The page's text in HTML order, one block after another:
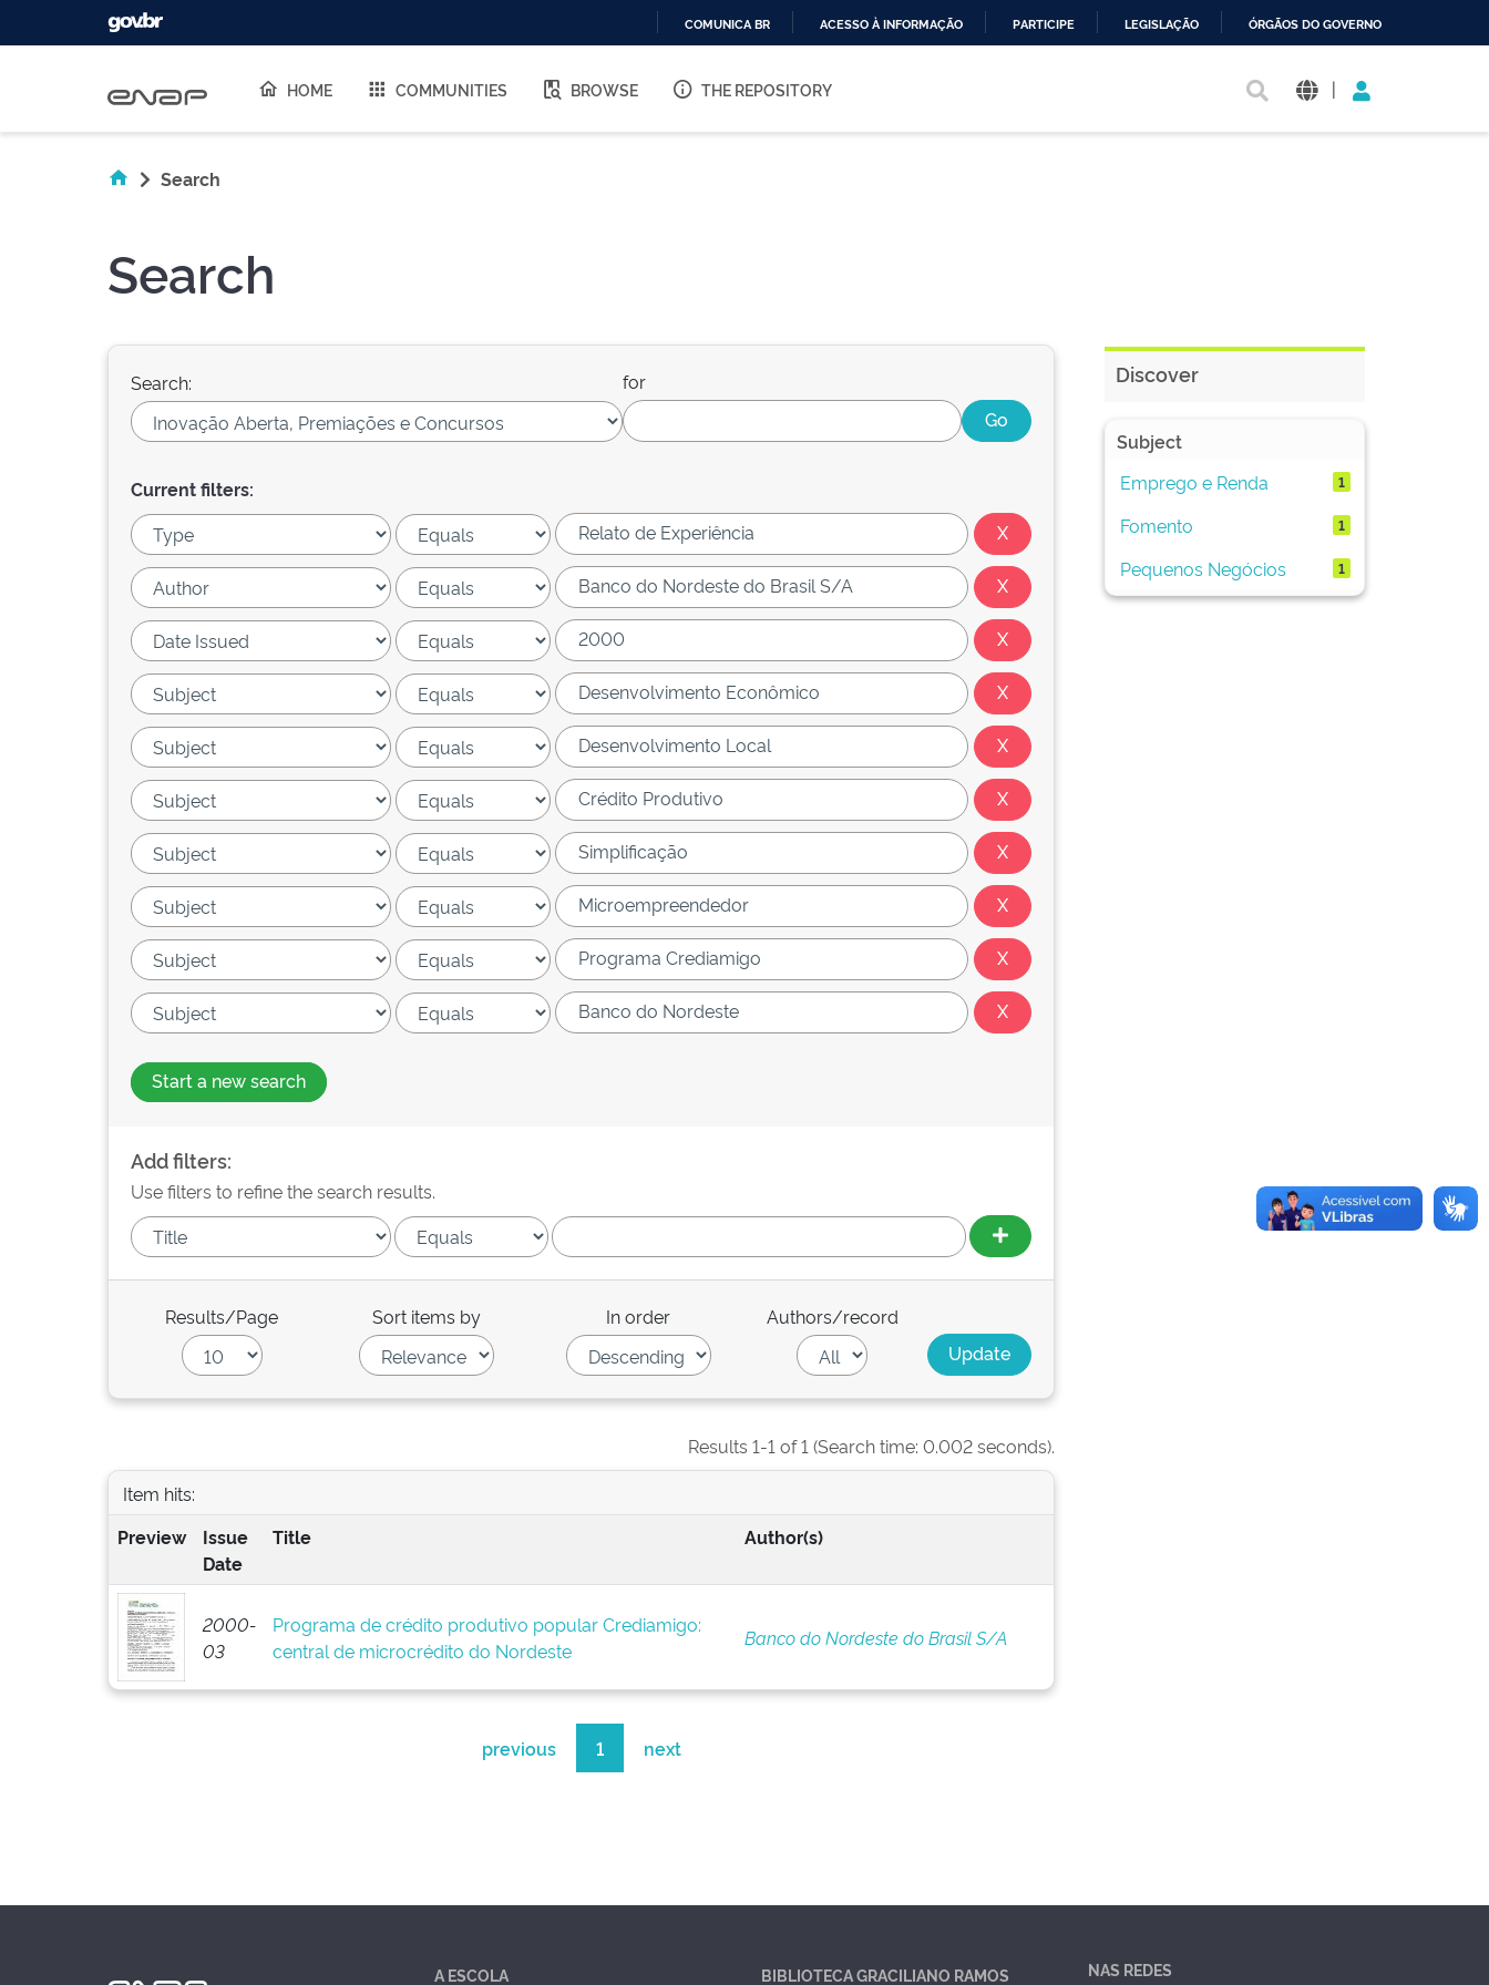
O
COMUNICA BR ACESSO À INFORMAÇÃO PARTICIPE LEGISLAÇÃO ÓRGÃOS DO GOVERNO
HOME COMMUNITIES BROWSE THE REPOSITORY |
Search
Search
Search: for
Current filters:
Start a new search
Add filters:
Use filters to refine the search results.
Results/Page Sort items by In order Authors/record
Results 1-1 of 1 (Search time: 0.002 seconds).
Item hits:
Preview
Issue
Date
Title Author(s)
2000-
03
Programa de crédito produtivo popular Crediamigo:
central de microcrédito do Nordeste
Banco do Nordeste do Brasil S/A
previous 1 next
Discover
Subject
Emprego e Renda
1
Fomento 1
Pequenos Negócios 1
A ESCOLA BIBLIOTECA GRACILIANO RAMOS NAS REDES